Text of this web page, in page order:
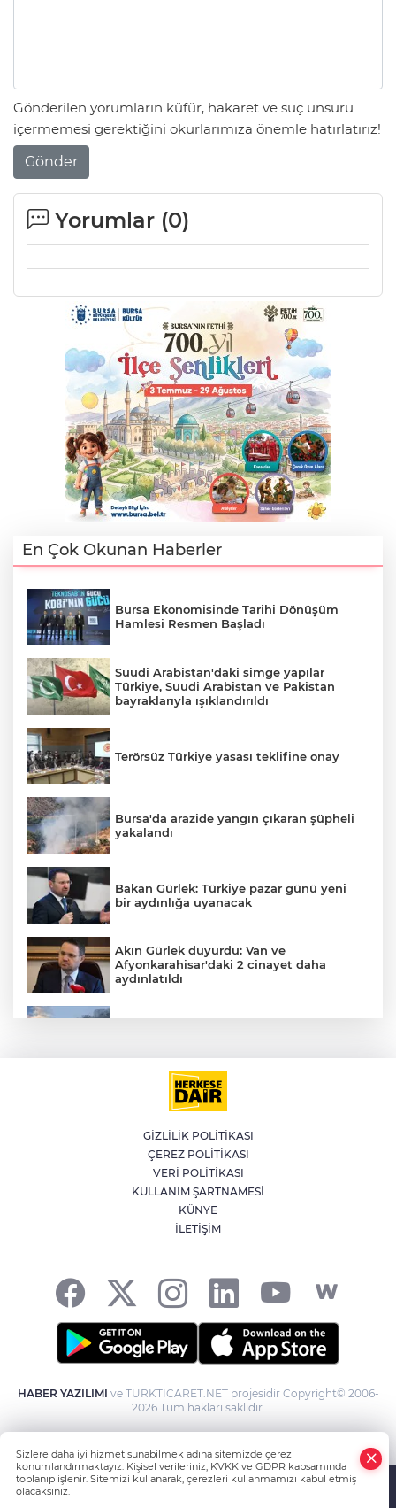
Gönderilen yorumların küfür, hakaret ve suç unsuru
içermemesi gerektiğini okurlarımıza önemle hatırlatırız!
Gönder
Yorumlar (0)
En Çok Okunan Haberler
Bursa Ekonomisinde Tarihi Dönüşüm
Hamlesi Resmen Başladı
Suudi Arabistan'daki simge yapılar
Türkiye, Suudi Arabistan ve Pakistan
bayraklarıyla ışıklandırıldı
Terörsüz Türkiye yasası teklifine onay
Bursa'da arazide yangın çıkaran şüpheli
yakalandı
Bakan Gürlek: Türkiye pazar günü yeni
bir aydınlığa uyanacak
Akın Gürlek duyurdu: Van ve
Afyonkarahisar'daki 2 cinayet daha
aydınlatıldı
İran'dan Müslümanlara kötü niyetli dış
güçlere karşı birleşme çağrısı
Kağıthane'de 104 kilogram uyuşturucu
ele geçirildi
GİZLİLİK POLİTİKASI
ÇEREZ POLİTİKASI
VERİ POLİTİKASI
KULLANIM ŞARTNAMESİ
KÜNYE
İLETİŞİM
HABER YAZILIMI ve TURKTICARET.NET projesidir Copyright© 2006-
2026 Tüm hakları saklıdır.
Sizlere daha iyi hizmet sunabilmek adına sitemizde çerez
konumlandırmaktayız. Kişisel verileriniz, KVKK ve GDPR kapsamında
toplanıp işlenir. Sitemizi kullanarak, çerezleri kullanmamızı kabul etmiş
olacaksınız.